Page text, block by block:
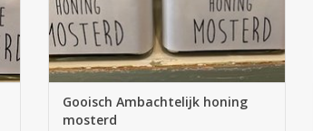
Gooisch Ambachtelijk honing
mosterd